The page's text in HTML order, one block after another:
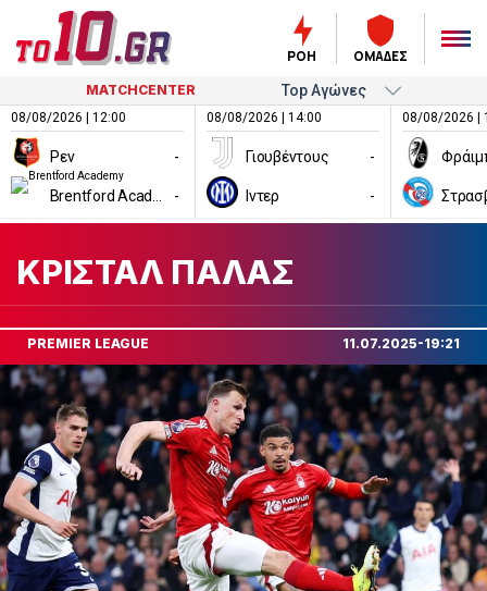
ΡΟΗ ΟΜΑΔΕΣ
MATCHCENTER
08/08/2026 | 12:00
Ρεν -
-
08/08/2026 | 14:00
Γιουβέντους -
Ιντερ -
08/08/2026 |
ΚΡΙΣΤΑΛ ΠΑΛΑΣ
PREMIER LEAGUE 11.07.2025-19:21